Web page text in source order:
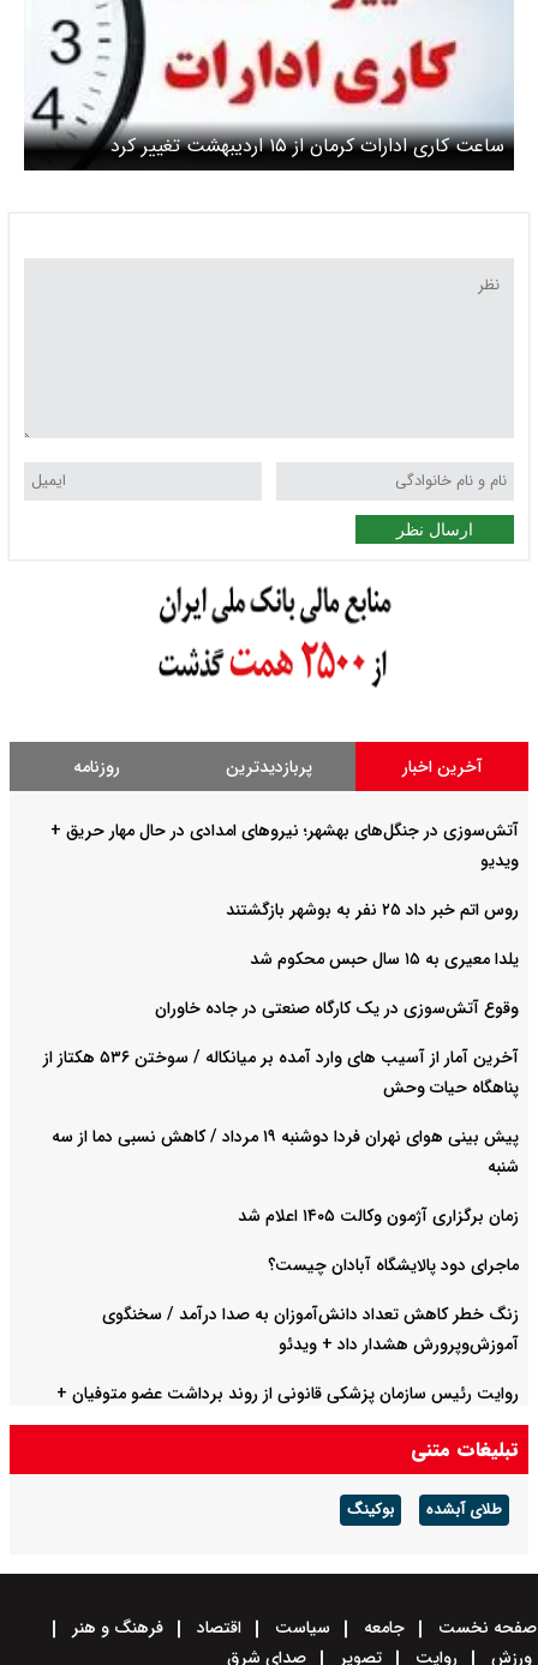
ساعت کاری ادارات کرمان از ۱۵ اردیبهشت تغییر کرد
ارسال نظر
آخرین اخبار پربازدیدترین روزنامه
آتش‌سوزی در جنگل‌های بهشهر؛ نیرو‌های امدادی در حال مهار حریق +
ویدیو
روس اتم خبر داد ۲۵ نفر به بوشهر بازگشتند
یلدا معیری به ۱۵ سال حبس محکوم شد
وقوع آتش‌سوزی در یک کارگاه صنعتی در جاده خاوران
آخرین آمار از آسیب های وارد آمده بر میانکاله / سوختن ۵۳۶ هکتاز از
پناهگاه حیات وحش
پیش بینی هوای نهران فردا دوشنبه ۱۹ مرداد / کاهش نسبی دما از سه
شنبه
زمان برگزاری آژمون وکالت ۱۴۰۵ اعلام شد
ماجرای دود پالایشگاه آبادان چیست؟
زنگ خطر کاهش تعداد دانش‌آموزان به صدا درآمد / سخنگوی
آموزش‌وپرورش هشدار داد +‌ ویدئو
روایت رئیس سازمان پزشکی قانونی از روند برداشت عضو متوفیان +
ویدئو
تبلیغات متنی
طلای آبشده بوکینگ
صفحه نخست جامعه سیاست اقتصاد
فرهنگ و هنر
ورزش
روایت تصویر صدای شرق